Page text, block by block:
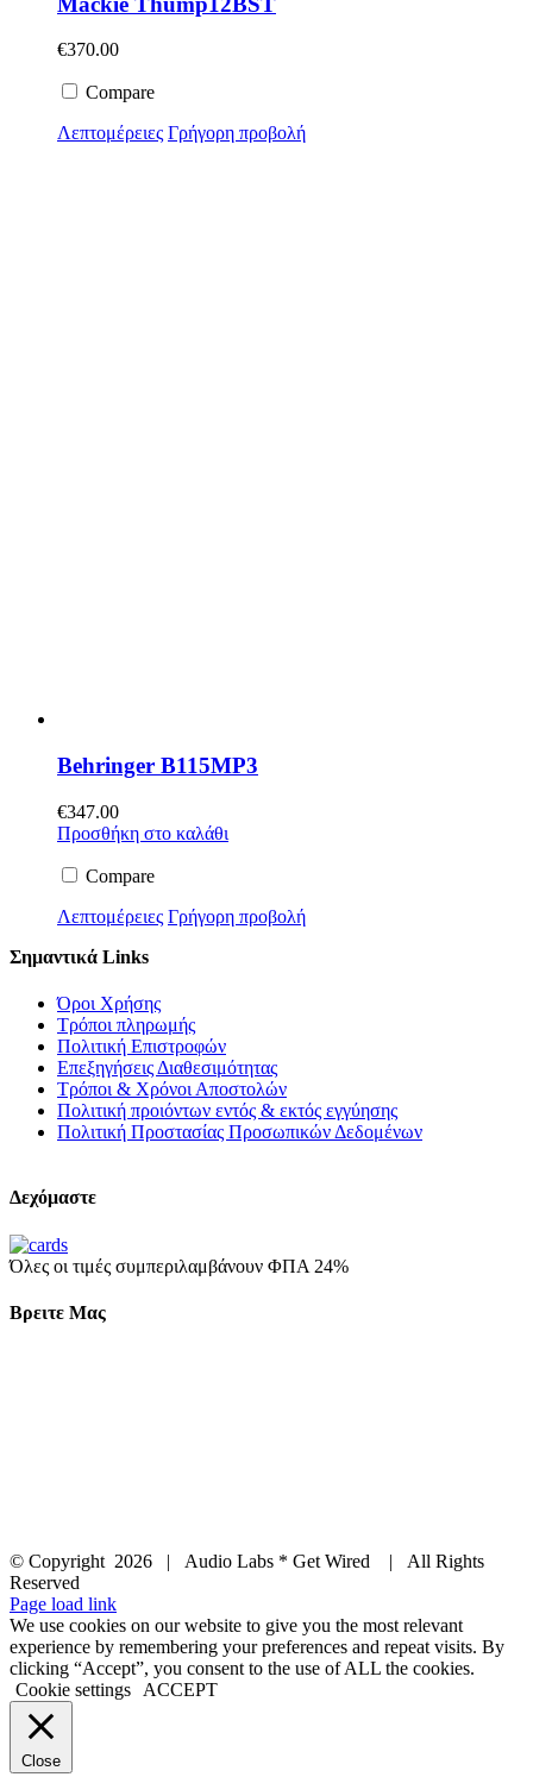
€370.00
Compare
Λεπτομέρειες Γρήγορη προβολή
Behringer B115MP3
€347.00
Προσθήκη στο καλάθι
Compare
Λεπτομέρειες Γρήγορη προβολή
Σημαντικά Links
Όροι Χρήσης
Τρόποι πληρωμής
Πολιτική Επιστροφών
Επεξηγήσεις Διαθεσιμότητας
Τρόποι & Χρόνοι Αποστολών
Πολιτική προιόντων εντός & εκτός εγγύησης
Πολιτική Προστασίας Προσωπικών Δεδομένων
Δεχόμαστε
Όλες οι τιμές συμπεριλαμβάνουν ΦΠΑ 24%
Βρειτε Μας
© Copyright 2026 | Audio Labs * Get Wired | All Rights
Reserved
Facebook
Instagram
YouTube
LinkedIn
X
Page load link
We use cookies on our website to give you the most relevant
experience by remembering your preferences and repeat visits. By
clicking “Accept”, you consent to the use of ALL the cookies.
Cookie settings
ACCEPT
Close